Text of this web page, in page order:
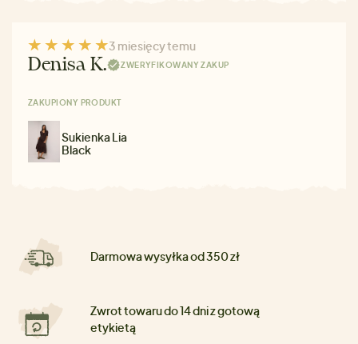
3 miesięcy temu
Denisa K. ZWERYFIKOWANY ZAKUP
ZAKUPIONY PRODUKT
Sukienka Lia
Black
Darmowa wysyłka od 350 zł
Zwrot towaru do 14 dni z gotową
etykietą